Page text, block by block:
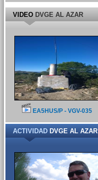
VIDEODVGE AL AZAR
EA5HUS/P - VGV-035
ACTIVIDADDVGE AL AZAR